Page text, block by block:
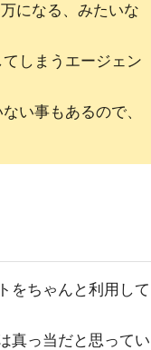
になる、みたいな
しまうエージェン
い事もあるので、
をちゃんと利用して
真っ当だと思ってい